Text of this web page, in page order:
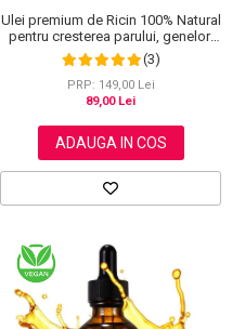
Ulei premium de Ricin 100% Natural
pentru cresterea parului, genelor,
sprancenelor si unghiilor, Aliver 60
ml
(3)
PRP: 149,00 Lei
89,00 Lei
ADAUGA IN COS